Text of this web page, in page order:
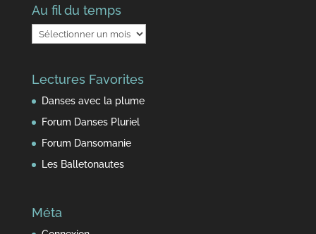
Au fil du temps
Au
fil
temps
Lectures Favorites
Danses avec la plume
Forum Danses Pluriel
Forum Dansomanie
Les Balletonautes
Méta